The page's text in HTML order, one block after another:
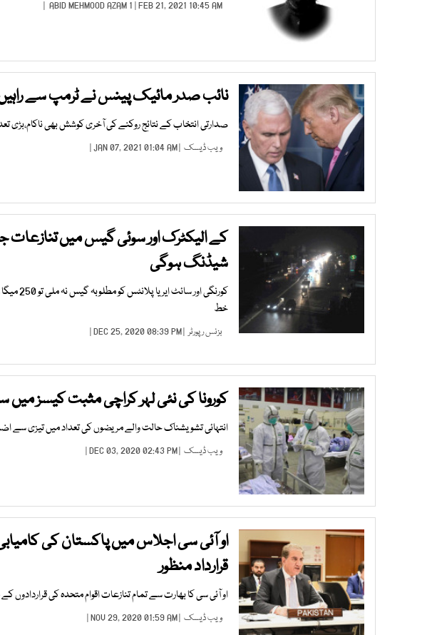
ABID MEHMOOD AZAM 1 | FEB 21, 2021 10:45 AM |
نائب صدر مائیک پینس نے ٹرمپ سے
صدارتی انتخاب کے نتائج روکنے کی آخری کوشش بھی ناکام،بڑی
ویب ڈیسک | JAN 07, 2021 01:04 AM |
کے الیکٹرک اور سوئی گیس میں تنازعات
شیڈنگ ہوگی
کورنگی
خط
بزنس رپورٹر | DEC 25, 2020 08:39 PM |
کورونا کی نئی لہر کراچی مثبت کیسز میں
انتہائی تشویشناک حالت والے مریضوں کی تعداد میں تیزی سے
ویب ڈیسک | DEC 03, 2020 02:43 PM |
او آئی سی اجلاس میں پاکستان کی
قرارداد منظور
او آئی سی کا بھارت سے تمام تنازعات اقوام متحدہ کی قراردادوں کے مطابق حل کرنے کا
ویب ڈیسک | NOV 29, 2020 01:59 AM |